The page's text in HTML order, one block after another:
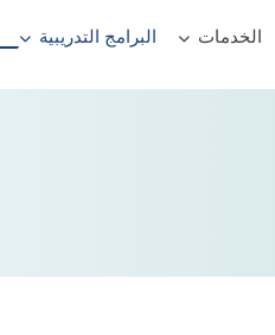
الخدمات البرامج التدريبية